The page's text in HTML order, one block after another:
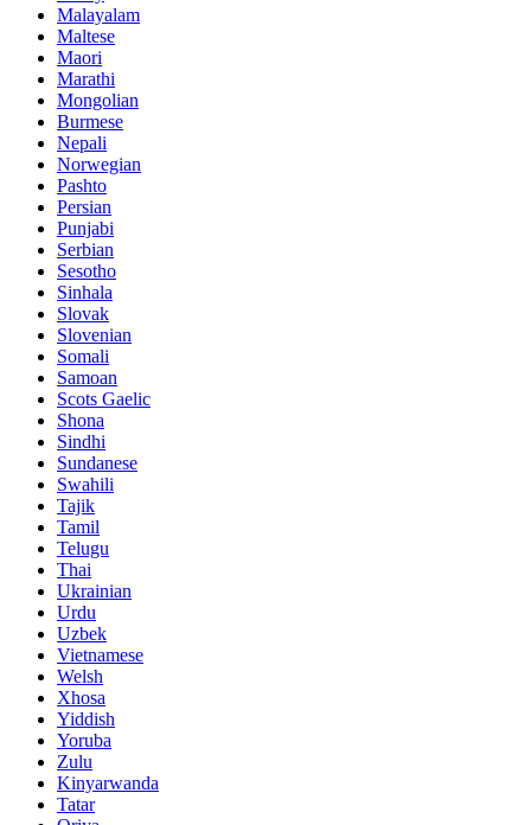
Malayalam
Maltese
Maori
Marathi
Mongolian
Burmese
Nepali
Norwegian
Pashto
Persian
Punjabi
Serbian
Sesotho
Sinhala
Slovak
Slovenian
Somali
Samoan
Scots Gaelic
Shona
Sindhi
Sundanese
Swahili
Tajik
Tamil
Telugu
Thai
Ukrainian
Urdu
Uzbek
Vietnamese
Welsh
Xhosa
Yiddish
Yoruba
Zulu
Kinyarwanda
Tatar